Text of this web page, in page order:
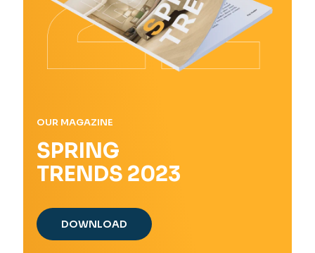
OUR MAGAZINE
SPRING
TRENDS 2023
DOWNLOAD